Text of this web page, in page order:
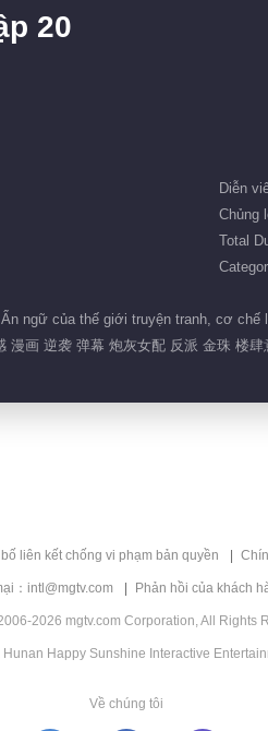
20
Diễn
Chủng
Total
ngữ của thế giới truyện tranh, cơ chế
漫画 逆袭 弹幕 炮灰女配 反派 金珠 楼肆
liên kết chống vi phạm bản quyền
：intl@mgtv.com Phản hồi của khách
2026 mgtv.com Corporation, All Rights
Happy Sunshine Interactive
Về chúng tôi